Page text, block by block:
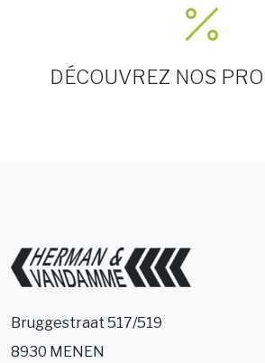
DÉCOUVREZ NOS
Bruggestraat 517/519
8930 MENEN